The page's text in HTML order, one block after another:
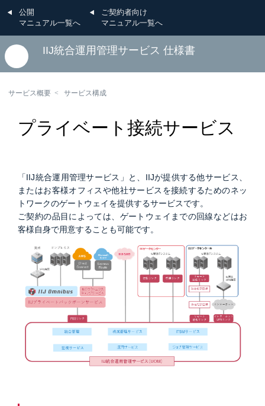
公開
マニュアル一覧へ
ご契約者向け
マニュアル一覧へ
IIJ統合運用管理サービス 仕様書
サービス概要 サービス構成
プライベート接続サービス
「IIJ統合運用管理サービス」と、IIJが提供する他サービス、
またはお客様オフィスや他社サービスを接続するためのネッ
トワークのゲートウェイを提供するサービスです。
ご契約の品目によっては、ゲートウェイまでの回線などはお
客様自身で用意することも可能です。